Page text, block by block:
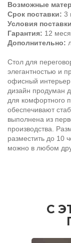
Возможные
Срок поставки: 3
Условия
Гарантия: 12
Дополнительно:
Стол для
элегантностью и
офисный
дизайн продуман
для комфортного
обеспечивают
выполнена из
производства.
разместить до 10
можно в любом
С